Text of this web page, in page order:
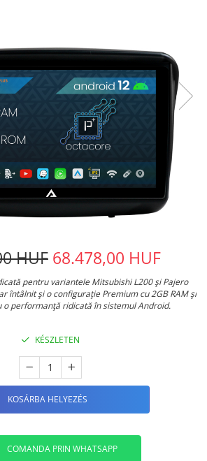
HUF 68.478,00 HUF
pentru variantele Mitsubishi L200 şi Pajero
întâlnit şi o configuraţie Premium cu 2GB RAM şi
o performanţă ridicată în sistemul Android.
KÉSZLETEN
KOSÁRBA HELYEZÉS
COMANDA PRIN WHATSAPP